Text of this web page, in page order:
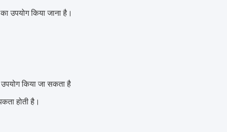
उपयोग किया जाना है।
किया जा सकता है
होती है।